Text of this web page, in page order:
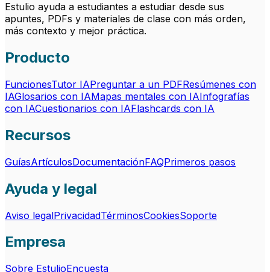
Estulio ayuda a estudiantes a estudiar desde sus
apuntes, PDFs y materiales de clase con más orden,
más contexto y mejor práctica.
Producto
FuncionesTutor IAPreguntar a un PDFResúmenes con
IAGlosarios con IAMapas mentales con IAInfografías
con IACuestionarios con IAFlashcards con IA
Recursos
GuíasArtículosDocumentaciónFAQPrimeros pasos
Ayuda y legal
Aviso legalPrivacidadTérminosCookiesSoporte
Empresa
Sobre EstulioEncuesta